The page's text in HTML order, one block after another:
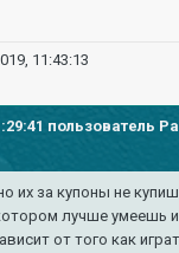
11:43:13
пользователь
их за купоны не
лучше умеешь
от того как